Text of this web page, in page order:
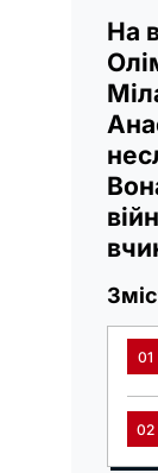
На
01
02